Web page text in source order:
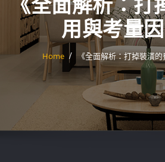
《全面解析：打
用與考量因
Home 《全面解析：打掉裝潢的